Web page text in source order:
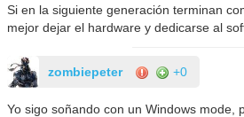
Si en la siguiente generación terminan
mejor dejar el hardware y dedicarse al
zombiepeter +0
Yo sigo soñando con un Windows mode,